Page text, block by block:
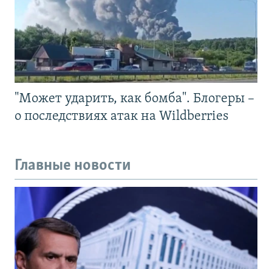
"Может ударить, как бомба". Блогеры –
о последствиях атак на Wildberries
Главные новости